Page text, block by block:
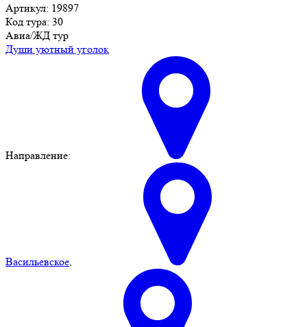
Артикул: 19897
Код тура: 30
Авиа/ЖД тур
Души уютный уголок
Направление:
Васильевское,